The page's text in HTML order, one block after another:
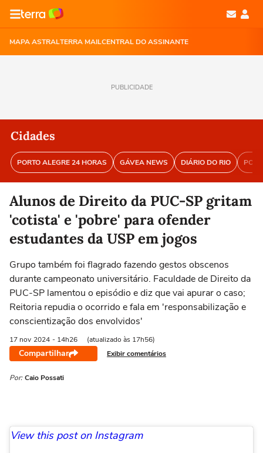
MAPA ASTRALTERRA MAILCENTRAL DO ASSINANTE
PUBLICIDADE
Cidades
PORTO ALEGRE 24 HORAS GÁVEA NEWS DIÁRIO DO RIO
Alunos de Direito da PUC-SP gritam
'cotista' e 'pobre' para ofender
estudantes da USP em jogos
Grupo também foi flagrado fazendo gestos obscenos
durante campeonato universitário. Faculdade de Direito da
PUC-SP lamentou o episódio e diz que vai apurar o caso;
Reitoria repudia o ocorrido e fala em 'responsabilização e
conscientização dos envolvidos'
17 nov 2024 - 14h26 (atualizado às 17h56)
Compartilhar Exibir comentários
Por: Caio Possati
View this post on Instagram